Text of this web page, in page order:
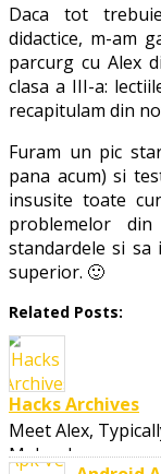
Daca tot
didactice, m-am
parcurg cu Alex
clasa a III-a:
recapitulam din
Furam un pic
pana acum) si
insusite toate
problemelor
standardele si sa
superior. 🙂
Related Posts:
Hacks Archives
Meet Alex,
Makes Large ..